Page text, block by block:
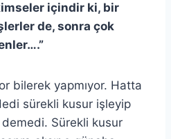
içindir ki, bir
de, sonra çok
bilerek yapmıyor. Hatta
sürekli kusur işleyip
Sürekli kusur